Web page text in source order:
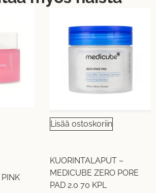
Lisää ostoskoriin
KUORINTALAPUT –
MEDICUBE ZERO PORE
PAD 2.0 70 KPL